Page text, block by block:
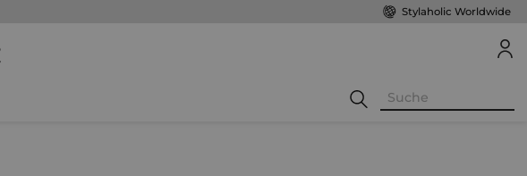
Stylaholic Worldwide